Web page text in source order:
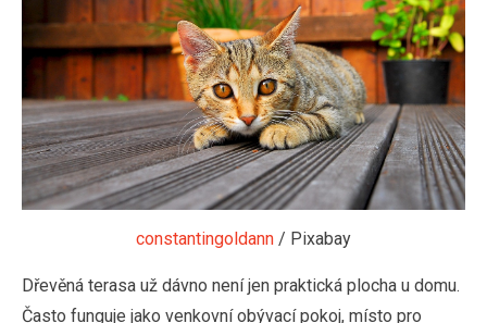
constantingoldann / Pixabay
Dřevěná terasa už dávno není jen praktická plocha u domu.
Často funguje jako venkovní obývací pokoj, místo pro